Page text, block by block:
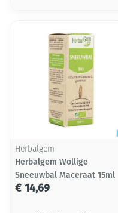
Herbalgem
Herbalgem Wollige
Sneeuwbal Maceraat 15ml
€ 14,69